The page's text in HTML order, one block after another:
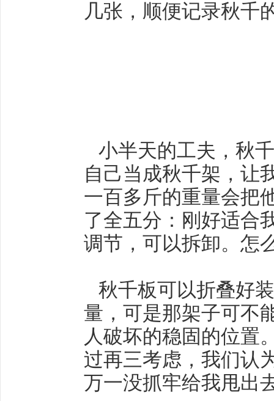
几张，顺便记录秋千
小半天的工夫，秋
自己当成秋千架，让
一百多斤的重量会把
了全五分：刚好适合
调节，可以拆卸。怎
秋千板可以折叠好
量，可是那架子可不
人破坏的稳固的位置
过再三考虑，我们认
万一没抓牢给我甩出